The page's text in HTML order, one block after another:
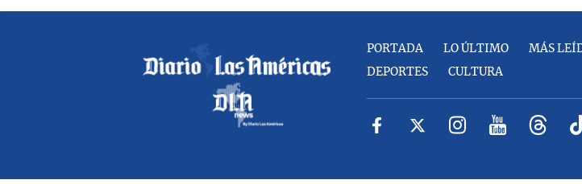
PORTADA LO ÚLTIMO MÁS
DEPORTES CULTURA